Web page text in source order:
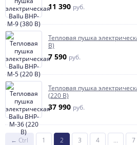
11 390 руб.
Тепловая пушка
В)
7 590 руб.
Тепловая пушка
(220 В)
37 990 руб.
← Ctrl 1 2 3 4 ... 7